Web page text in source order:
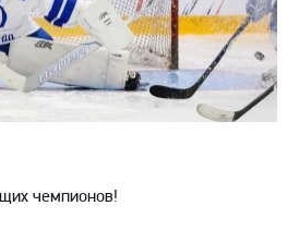
чемпионов!